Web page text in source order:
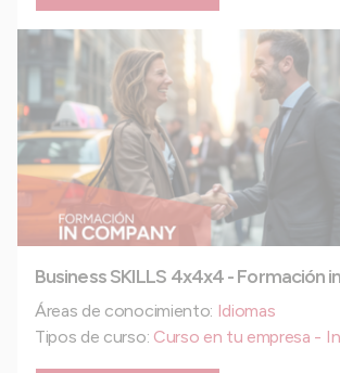
Business SKILLS 4x4x4 - Formación
Áreas de conocimiento: Idiomas
Tipos de curso: Curso en tu empresa -